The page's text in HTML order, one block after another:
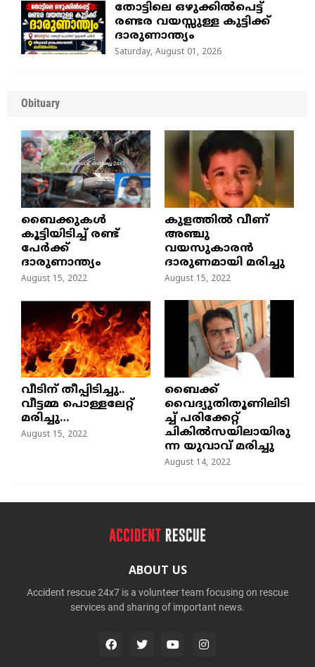
തോട്ടിലെ ഒഴുക്കിൽപെട്ട്
രണ്ടര വയസ്സുള്ള കുട്ടിക്ക്
ദാരുണാന്ത്യം
Saturday, August 01, 2026
Obituary
ബൈക്കുകൾ
കൂട്ടിയിടിച്ച് രണ്ട്
പേർക്ക്
ദാരുണാന്ത്യം
August 15, 2022
കുളത്തില്‍ വീണ്
അഞ്ചു
വയസുകാരന്‍
ദാരുണമായി മരിച്ചു
August 15, 2022
വീടിന് തീപ്പിടിച്ചു..
വീട്ടമ്മ പൊള്ളലേറ്റ്
മരിച്ചു…
August 15, 2022
ബൈക്ക്
വൈദ്യുതിതൂണിലിടി
ച്ച്‌ പരിക്കേറ്റ്
ചികില്‍സയിലായിരു
ന്ന യുവാവ് മരിച്ചു
August 14, 2022
ABOUT US
Accident rescue 24x7 is a volunteer team focusing on rescue
services and sharing of important news.